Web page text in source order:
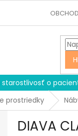
o
prostriedky
DIAVA